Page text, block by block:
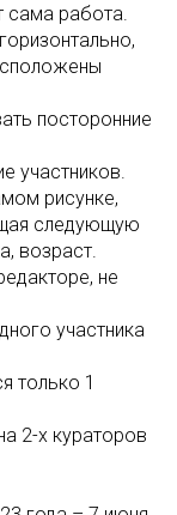
сама работа.
посторонние
участников.
рисунке,
следующую
возраст.
не
участника
только 1
2-х кураторов